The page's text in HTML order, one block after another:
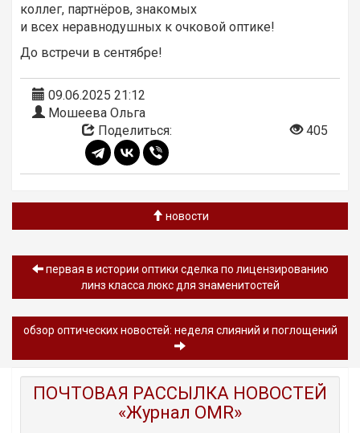
коллег, партнёров, знакомых
и всех неравнодушных к очковой оптике!
До встречи в сентябре!
09.06.2025 21:12
Мошеева Ольга
Поделиться:
405
новости
первая в истории оптики сделка по лицензированию
линз класса люкс для знаменитостей
обзор oптических новостей: неделя слияний и поглощений
ПОЧТОВАЯ РАССЫЛКА НОВОСТЕЙ
«Журнал OMR»